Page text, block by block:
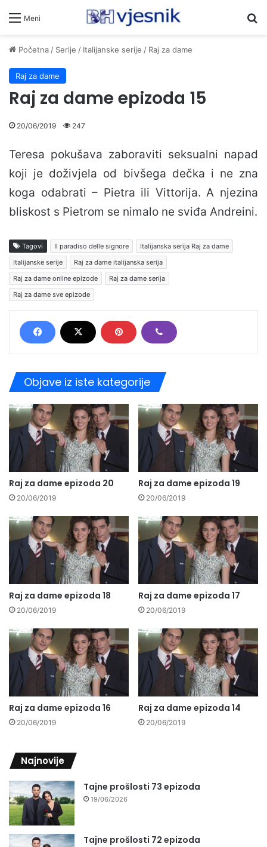
Meni
Početna/ Serije / Italijanske serije / Raj za dame
Raj za dame
Raj za dame epizoda 15
20/06/2019 247
Teresa pokušava zaboraviti seksualni napad
koji je doživjela od bivšega dečka i ne zna
koga odabrati – Pietra ili Vittorija. A njezina
bliskost s Pietrom se nimalo ne sviđa Andreini.
Tagovi Il paradiso delle signore
Italijanska serija Raj za dame
Italijanske serije
Raj za dame italijanska serija
Raj za dame online epizode
Raj za dame serija
Raj za dame sve epizode
Objave iz iste kategorije
Raj za dame epizoda 20
20/06/2019
Raj za dame epizoda 19
20/06/2019
Raj za dame epizoda 18
20/06/2019
Raj za dame epizoda 17
20/06/2019
Raj za dame epizoda 16
20/06/2019
Raj za dame epizoda 14
20/06/2019
Najnovije
Tajne prošlosti 73 epizoda
19/06/2026
Tajne prošlosti 72 epizoda